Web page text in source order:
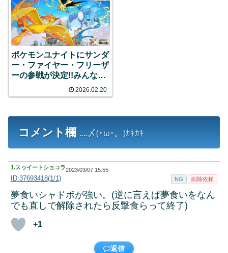
ポケモンユナイトにサンダ
ー・ファイヤー・フリーザ
ーの参戦が決定!!みんなの
2026.02.20
コメント欄 ....〆(･ω･。)ｶｷｶｷ
1.スゥイートショコラ2023/03/07 15:55
ID:37693418(1/1) NG 削除依頼
夢食いシャドボが強い。(逆に言えば夢食いをなん
でも直しで解除されたら反撃食らって終了)
+1
返信